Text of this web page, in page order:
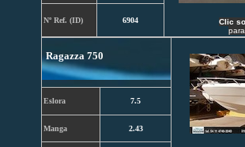
Clic
para
Nº Ref. (ID) 6904
Ragazza 750
Eslora 7.5
Manga 2.43